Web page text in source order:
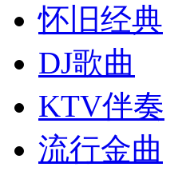
怀旧经典
DJ歌曲
KTV伴奏
流行金曲